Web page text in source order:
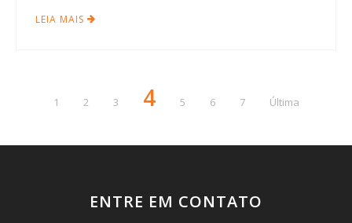
LEIA MAIS
1 2 3 4 5 6 7 Última
ENTRE EM CONTATO